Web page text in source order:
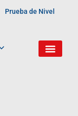
Prueba de Nivel